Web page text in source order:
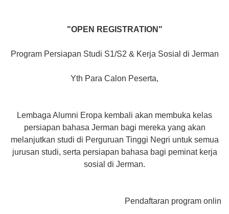
"OPEN REGISTRATION"
Program Persiapan Studi S1/S2 & Kerja Sosial di Jerman
Yth Para Calon Peserta,
Lembaga Alumni Eropa kembali akan membuka kelas
persiapan bahasa Jerman bagi mereka yang akan
melanjutkan studi di Perguruan Tinggi Negri untuk semua
jurusan studi, serta persiapan bahasa bagi peminat kerja
sosial di Jerman.
Pendaftaran program online akan